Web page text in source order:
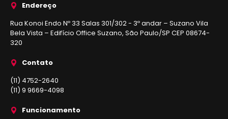
Endereço
Rua Konoi Endo Nº 33 Salas 301/302 - 3º andar – Suzano Vila
Bela Vista – Edifício Office Suzano, São Paulo/SP CEP 08674-
320
Contato
(11) 4752-2640
(11) 9 9669-4098
Funcionamento